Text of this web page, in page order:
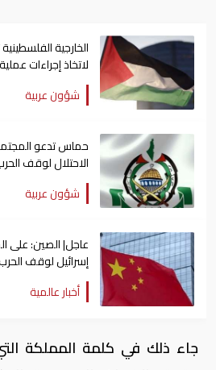
الخارجية
لاتخاذ إجراءات
قسراً
شؤون عربية
حماس تدعو
الاحتلال لوقف
شؤون عربية
عاجل| الصين: على
إسرائيل لوقف
أخبار عالمية
جاء ذلك في كلمة المملكة